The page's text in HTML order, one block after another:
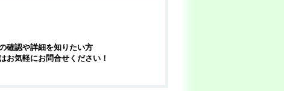
確認や詳細を知りたい方
お気軽にお問合せください！